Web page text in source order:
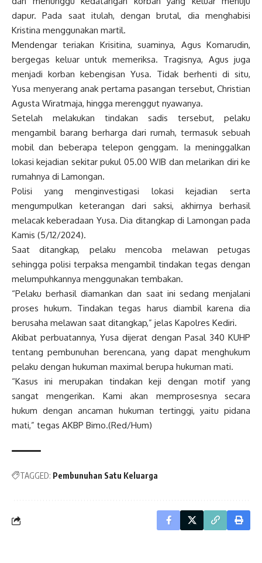
dapur. Pada saat itulah, dengan brutal, dia menghabisi
Kristina menggunakan martil.
Mendengar teriakan Krisitina, suaminya, Agus Komarudin,
bergegas keluar untuk memeriksa. Tragisnya, Agus juga
menjadi korban kebengisan Yusa. Tidak berhenti di situ,
Yusa menyerang anak pertama pasangan tersebut, Christian
Agusta Wiratmaja, hingga merenggut nyawanya.
Setelah melakukan tindakan sadis tersebut, pelaku
mengambil barang berharga dari rumah, termasuk sebuah
mobil dan beberapa telepon genggam. Ia meninggalkan
lokasi kejadian sekitar pukul 05.00 WIB dan melarikan diri ke
rumahnya di Lamongan.
Polisi yang menginvestigasi lokasi kejadian serta
mengumpulkan keterangan dari saksi, akhirnya berhasil
melacak keberadaan Yusa. Dia ditangkap di Lamongan pada
Kamis (5/12/2024).
Saat ditangkap, pelaku mencoba melawan petugas
sehingga polisi terpaksa mengambil tindakan tegas dengan
melumpuhkannya menggunakan tembakan.
“Pelaku berhasil diamankan dan saat ini sedang menjalani
proses hukum. Tindakan tegas harus diambil karena dia
berusaha melawan saat ditangkap,” jelas Kapolres Kediri.
Akibat perbuatannya, Yusa dijerat dengan Pasal 340 KUHP
tentang pembunuhan berencana, yang dapat menghukum
pelaku dengan hukuman maximal berupa hukuman mati.
“Kasus ini merupakan tindakan keji dengan motif yang
sangat mengerikan. Kami akan memprosesnya secara
hukum dengan ancaman hukuman tertinggi, yaitu pidana
mati,” tegas AKBP Bimo.(Red/Hum)
TAGGED: Pembunuhan Satu Keluarga